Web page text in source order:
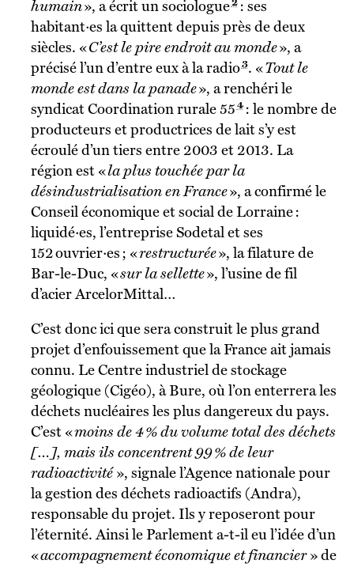
humain», a écrit un sociologue : ses
habitant·es la quittent depuis près de deux
siècles. «C’est le pire endroit au monde», a
précisé l’un d’entre eux à la radio3. «Tout le
monde est dans la panade», a renchéri le
syndicat Coordination rurale 554: le nombre de
producteurs et productrices de lait s’y est
écroulé d’un tiers entre 2003 et 2013. La
région est «la plus touchée par la
désindustrialisation en France», a confirmé le
Conseil économique et social de Lorraine :
liquidé·es, l’entreprise Sodetal et ses
152 ouvrier·es ; «restructurée», la filature de
Bar-le-Duc, «sur la sellette», l’usine de fil
d’acier ArcelorMittal…
C’est donc ici que sera construit le plus grand
projet d’enfouissement que la France ait jamais
connu. Le Centre industriel de stockage
géologique (Cigéo), à Bure, où l’on enterrera les
déchets nucléaires les plus dangereux du pays.
C’est «moins de 4 % du volume total des déchets
[…], mais ils concentrent 99 % de leur
radioactivité», signale l’Agence nationale pour
la gestion des déchets radioactifs (Andra),
responsable du projet. Ils y reposeront pour
l’éternité. Ainsi le Parlement a-t-il eu l’idée d’un
«accompagnement économique et financier» de